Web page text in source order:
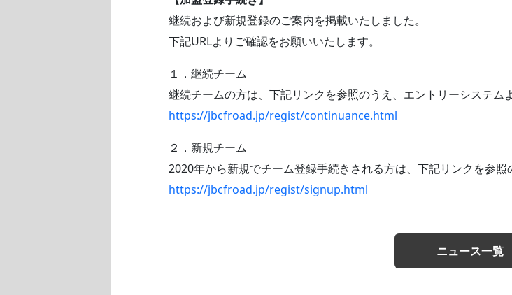
継続および新規登録のご案内を掲載いたしました。
下記URLよりご確認をお願いいたします。
１．継続チーム
継続チームの方は、下記リンクを参照のうえ、エントリーシステム
https://jbcfroad.jp/regist/continuance.html
２．新規チーム
2020年から新規でチーム登録手続きされる方は、下記リンクを参照
https://jbcfroad.jp/regist/signup.html
ニュース一覧